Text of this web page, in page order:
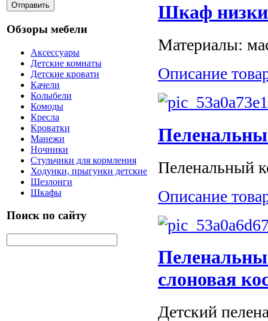
Обзоры мебели
Аксессуары
Детские комнаты
Детские кровати
Качели
Колыбели
Комоды
Кресла
Кроватки
Манежи
Ночники
Стульчики для кормления
Ходунки, прыгунки детские
Шезлонги
Шкафы
Поиск по сайту
Шкаф
Материалы:
Описание
Пеленальный
Описание
слоновая
Детский